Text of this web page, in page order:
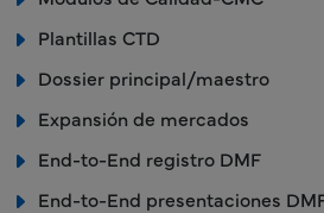
Plantillas CTD
Dossier principal/maestro
Expansión de mercados
End-to-End registro DMF
End-to-End presentaciones